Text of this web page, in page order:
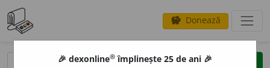
savings Donează
clear
🎉 dexonline® împlinește 25 de ani 🎉